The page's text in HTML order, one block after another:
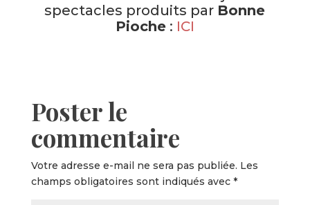
spectacles produits par Bonne
Pioche: ICI
Poster le
commentaire
Votre adresse e-mail ne sera pas publiée. Les
champs obligatoires sont indiqués avec *